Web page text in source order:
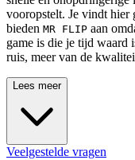
vooropstelt. Je vindt hier
bieden MR FLIP aan
game is die je tijd waard
ruis, meer van de
Lees meer
Veelgestelde vragen